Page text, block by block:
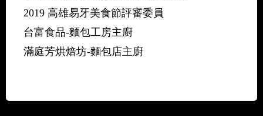
2019 高雄易牙美食節評審委員
台富食品-麵包工房主廚
滿庭芳烘焙坊-麵包店主廚